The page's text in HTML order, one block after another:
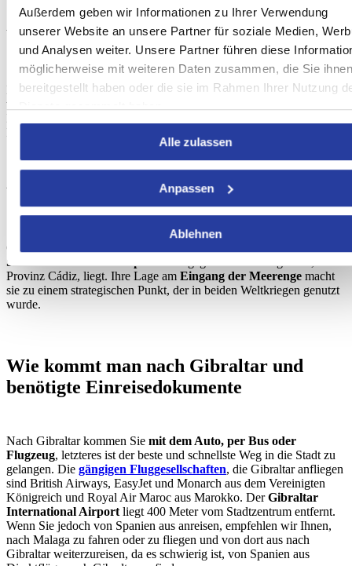
Außerdem geben wir Informationen zu Ihrer Verwendung
unserer Website an unsere Partner für soziale Medien,
und Analysen weiter. Unsere Partner führen diese
möglicherweise mit weiteren Daten zusammen, die Sie ihnen
bereitgestellt haben oder die sie im Rahmen Ihrer Nutzung
Dienste gesammelt haben.
Alle zulassen
Anpassen
Ablehnen
Woher kommt der Name Gibraltar
Der Name Gibraltar kommt vom ArabischenJabal Tāriq , das so
viel wie „der Berg von Tariq“ heisst. Tariq war ein muslimischer
Eroberer und Anführer während der arabischen Eroberung der
Meerenge von Gibraltar 711.
Wo ist Gibraltar
Gibraltar ist eine
Stadt Línea de la Concepción
Provinz Cádiz, liegt. Ihre Lage am Eingang der Meerenge macht
sie zu einem strategischen Punkt, der in beiden Weltkriegen genutzt
wurde.
Wie kommt man nach Gibraltar und
benötigte Einreisedokumente
Nach Gibraltar kommen Sie mit dem Auto, per Bus oder
Flugzeug, letzteres ist der beste und schnellste Weg in die Stadt zu
gelangen. Die gängigen Fluggesellschaften, die Gibraltar anfliegen
sind British Airways, EasyJet und Monarch aus dem Vereinigten
Königreich und Royal Air Maroc aus Marokko. DerGibraltar
International Airport liegt 400 Meter vom Stadtzentrum entfernt.
Wenn Sie jedoch von Spanien aus anreisen, empfehlen wir Ihnen,
nach Malaga zu fahren oder zu fliegen und von dort aus nach
Gibraltar weiterzureisen, da es schwierig ist, von Spanien aus